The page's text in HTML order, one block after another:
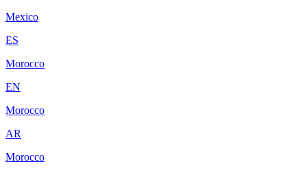
Mexico
ES
Morocco
EN
Morocco
AR
Morocco